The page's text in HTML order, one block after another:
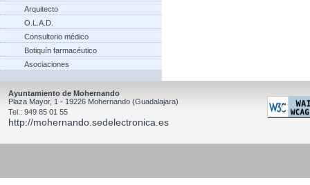
Arquitecto
O.L.A.D.
Consultorio médico
Botiquín farmacéutico
Asociaciones
Ayuntamiento de Mohernando
Plaza Mayor, 1 - 19226 Mohernando (Guadalajara)
Tel.: 949 85 01 55
http://mohernando.sedelectronica.es